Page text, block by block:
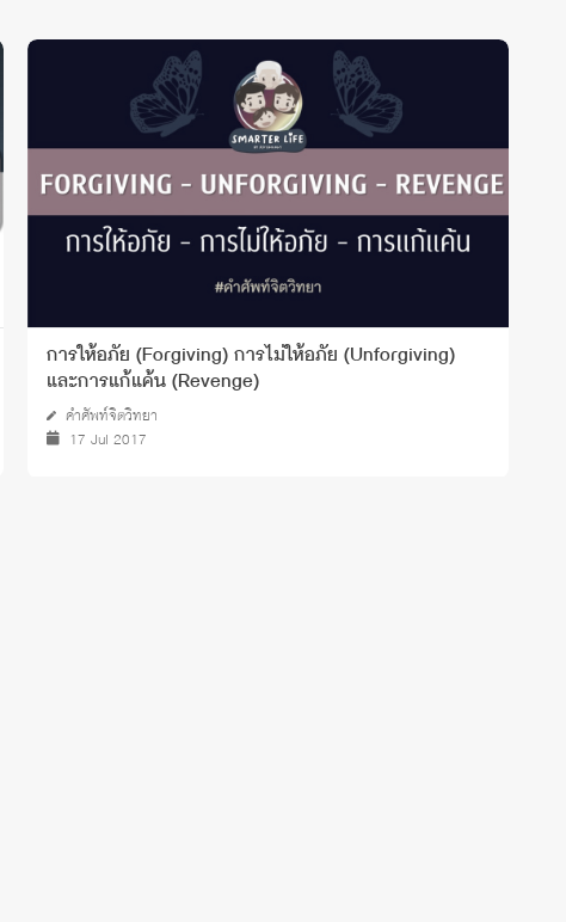
การให้อภัย (Forgiving) การไม่ให้อภัย (Unforgiving)
และการแก้แค้น (Revenge)
คำศัพท์จิตวิทยา
17 Jul 2017